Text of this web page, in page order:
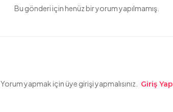
Bu gönderi için henüz bir yorum yapılmamış.
Yorum yapmak için üye girişi yapmalısınız. Giriş Yap